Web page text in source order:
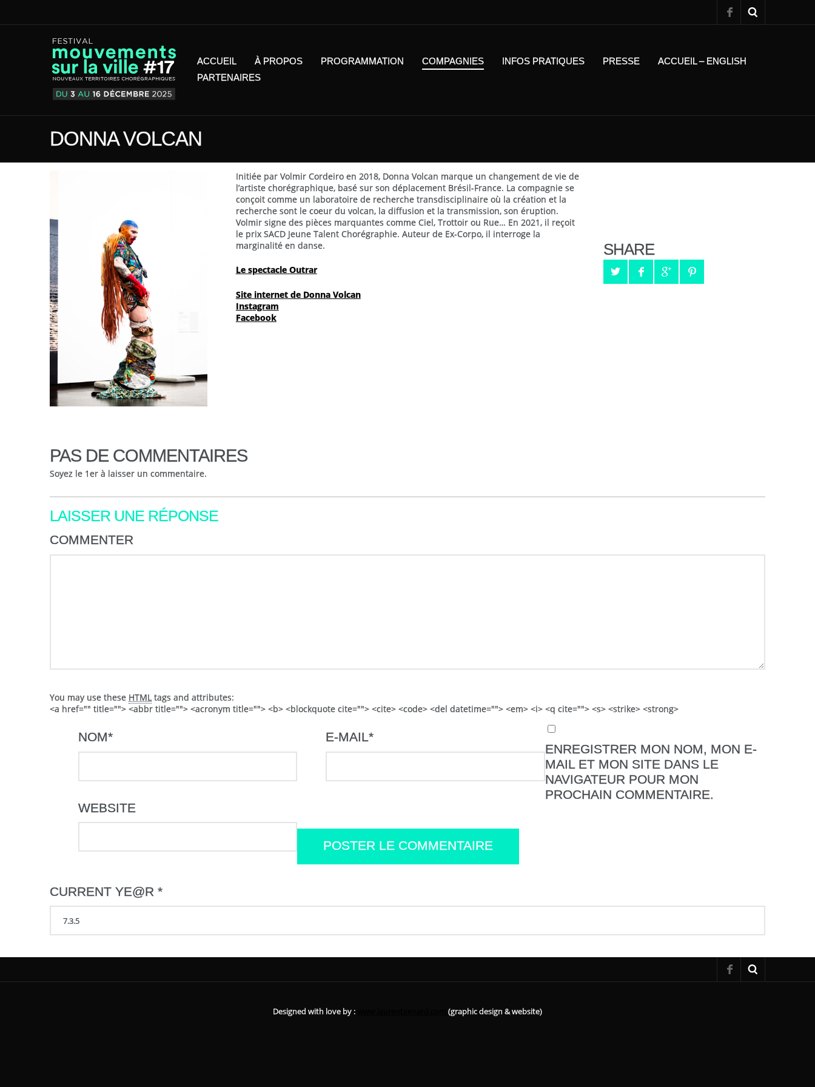
ACCUEIL À PROPOS PROGRAMMATION COMPAGNIES INFOS PRATIQUES PRESSE
ACCUEIL – ENGLISH
PARTENAIRES
DONNA VOLCAN
Initiée par Volmir Cordeiro en 2018, Donna Volcan marque un changement de vie de
l’artiste chorégraphique, basé sur son déplacement Brésil-France. La compagnie se
conçoit comme un laboratoire de recherche transdisciplinaire où la création et la
recherche sont le coeur du volcan, la diffusion et la transmission, son éruption.
Volmir signe des pièces marquantes comme Ciel, Trottoir ou Rue… En 2021, il reçoit
le prix SACD Jeune Talent Chorégraphie. Auteur de Ex-Corpo, il interroge la
marginalité en danse.
Le spectacle Outrar
Site internet de Donna Volcan
Instagram
Facebook
SHARE
PAS DE COMMENTAIRES
Soyez le 1er à laisser un commentaire.
LAISSER UNE RÉPONSE
COMMENTER
You may use these HTML tags and attributes:
<a href="" title=""> <abbr title=""> <acronym title=""> <b> <blockquote cite=""> <cite> <code> <del datetime=""> <em> <i> <q cite=""> <s> <strike> <strong>
NOM* E-MAIL*
WEBSITE
ENREGISTRER MON NOM, MON E-
MAIL ET MON SITE DANS LE
NAVIGATEUR POUR MON
PROCHAIN COMMENTAIRE.
CURRENT YE@R *
Designed with love by : (graphic design & website)